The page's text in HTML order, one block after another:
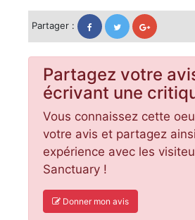
Partager :
Partagez votre
écrivant une
Vous connaissez cette
votre avis et partagez
expérience avec les
Sanctuary !
Donner mon avis